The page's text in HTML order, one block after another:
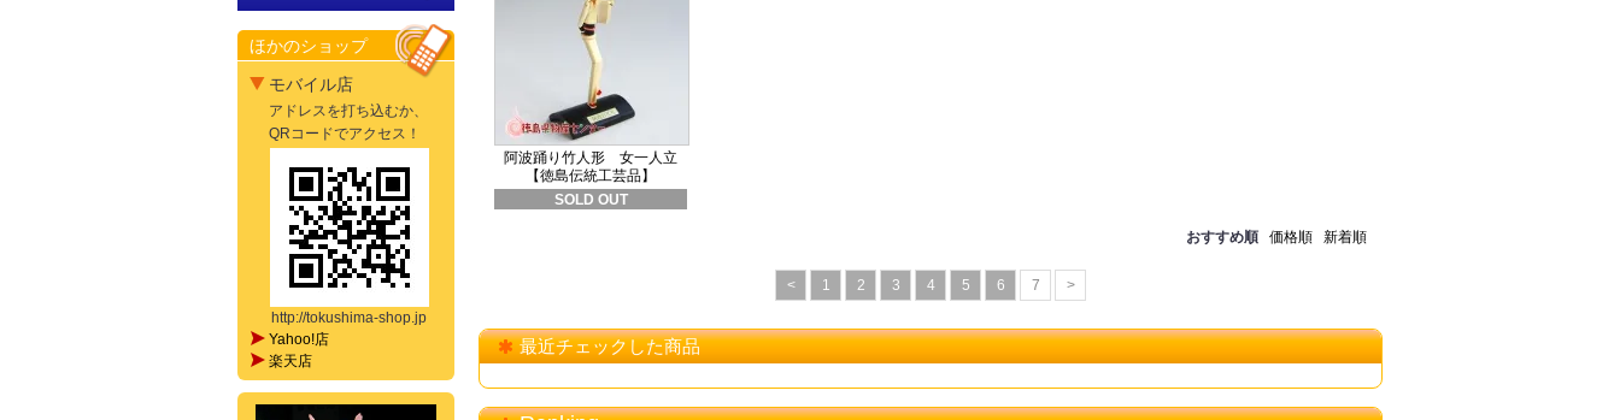
阿波踊り竹人形 女一人立
【徳島伝統工芸品】
SOLD OUT
おすすめ順 価格順 新着順
< 1 2 3 4 5 6 7 >
最近チェックした商品
ほかのショップ
モバイル店
アドレスを打ち込むか、
QRコードでアクセス！
http://tokushima-shop.jp
Yahoo!店
楽天店